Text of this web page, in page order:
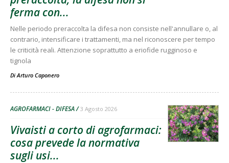
ferma con...
Nelle periodo preraccolta la difesa non consiste nell'annullare o, al
contrario, intensificare i trattamenti, ma nel riconoscere per tempo
le criticità reali. Attenzione soprattutto a eriofide rugginoso e
tignola
Di Arturo Caponero
AGROFARMACI - DIFESA 3 Agosto 2026
Vivaisti a corto di agrofarmaci:
cosa prevede la normativa
sugli usi...